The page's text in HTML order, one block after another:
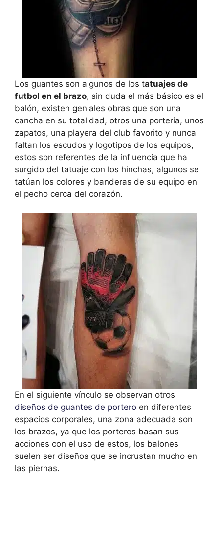
Los guantes son algunos de los tatuajes de
futbol en el brazo, sin duda el más básico es el
balón, existen geniales obras que son una
cancha en su totalidad, otros una portería, unos
zapatos, una playera del club favorito y nunca
faltan los escudos y logotipos de los equipos,
estos son referentes de la influencia que ha
surgido del tatuaje con los hinchas, algunos se
tatúan los colores y banderas de su equipo en
el pecho cerca del corazón.
En el siguiente vínculo se observan otros
diseños de guantes de portero en diferentes
espacios corporales, una zona adecuada son
los brazos, ya que los porteros basan sus
acciones con el uso de estos, los balones
suelen ser diseños que se incrustan mucho en
las piernas.